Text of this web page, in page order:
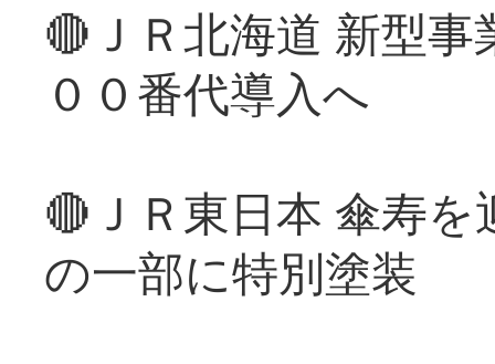
🔴ＪＲ北海道 新型
００番代導入へ
🔴ＪＲ東日本 傘寿
の一部に特別塗装